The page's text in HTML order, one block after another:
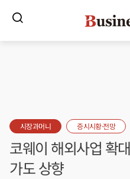
시장과머니 증시시황·전망
코웨이 해외사업 확
가도 상향